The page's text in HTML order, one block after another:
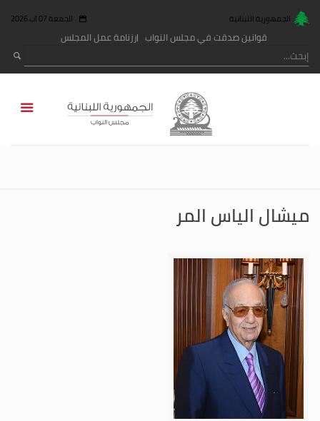
الجمهورية اللبنانية الجمعة 07 آب 2026
قوانين صدقت في مجلس النواب رزنامة عمل المجلس
ميشال الياس المر